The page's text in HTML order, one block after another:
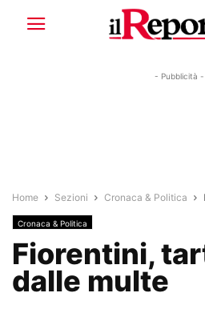
- Pubblicità -
Home Sezioni Cronaca & Politica
Cronaca & Politica
Fiorentini,
dalle multe